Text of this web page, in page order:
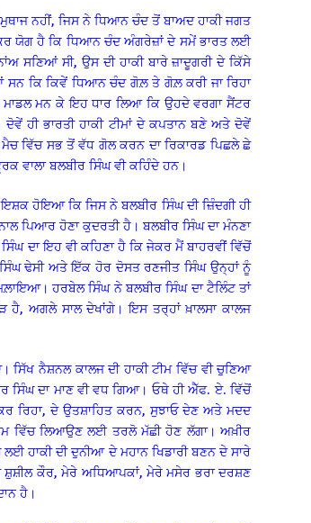
ਨਹੀਂ, ਜਿਸ ਨੇ ਧਿਆਨ ਚੰਦ ਤੋਂ ਬਾਅਦ ਹਾਕੀ ਜਗਤ
ਯੋਗ ਹੈ ਕਿ ਧਿਆਨ ਚੰਦ ਅੰਗਰੇਜ਼ਾਂ ਦੇ ਸਮੇਂ ਭਾਰਤ ਲਈ
ਸੀ, ਉਸ ਦੀ ਹਾਕੀ ਬਾਰੇ ਜ਼ਾਦੂਗਰੀ ਦੇ ਕਿੱਸੇ
ਸਨ ਕਿ ਕਿਵੇਂ ਧਿਆਨ ਚੰਦ ਗੋਲ਼ ਤੇ ਗੋਲ਼ ਕਰੀ ਜਾ ਰਿਹਾ
ਮਨ ਕੇ ਇਹ ਧਾਰ ਲਿਆ ਕਿ ਉਹਦੇ ਵਰਗਾ ਸੈਂਟਰ
ਹੀ ਭਾਰਤੀ ਹਾਕੀ ਟੀਮਾਂ ਦੇ ਕਪਤਾਨ ਬਣੇ ਅਤੇ ਦੋਵੇਂ
ਵਿੱਚ ਸਭ ਤੋਂ ਵੱਧ ਗੋਲ ਕਰਨ ਦਾ ਰਿਕਾਰਡ ਪਿਛਲੇ ਛੇ
ਵਾਲਾ ਬਲਬੀਰ ਸਿੰਘ ਵੀ ਕਹਿੰਦੇ ਹਨ।
ਹੋਇਆ ਕਿ ਜਿਸ ਨੇ ਬਲਬੀਰ ਸਿੰਘ ਦੀ ਜ਼ਿੰਦਗੀ ਹੀ
ਪਿਆਰ ਹੋਣਾ ਕੁਦਰਤੀ ਹੈ। ਬਲਬੀਰ ਸਿੰਘ ਦਾ ਮੰਨਣਾ
ਦਾ ਇਹ ਵੀ ਕਹਿਣਾ ਹੈ ਕਿ ਜੇਕਰ ਮੈਂ ਬਾਹਰਵੀਂ ਵਿੱਚੋਂ
ਢੇਸੀ ਅਤੇ ਇੱਕ ਹੋਰ ਦੋਸਤ ਰਣਜੀਤ ਸਿੰਘ ਉਨ੍ਹਾਂ ਨੂੰ
ਹਰਬੇਲ ਸਿੰਘ ਨੇ ਬਲਬੀਰ ਸਿੰਘ ਦਾ ਟੈਲਿੰਟ ਤਾਂ
ਹੈ, ਅਗਲੇ ਸਾਲ ਦੇਖਾਂਗੇ। ਇਸ ਤਰ੍ਹਾਂ ਖ਼ਾਲਸਾ ਕਾਲਜ
ਨੈਸ਼ਨਲ ਕਾਲਜ ਦੀ ਹਾਕੀ ਟੀਮ ਵਿੱਚ ਵੀ ਚੁਣਿਆ
ਸਿੰਘ ਦਾ ਮਾਣ ਵੀ ਵਧ ਗਿਆ। ਓਥੇ ਹੀ ਐੱਫ. ਏ. ਵਿੱਚੋਂ
ਰਿਹਾ, ਦੇ ਉਤਸ਼ਾਹਿਤ ਕਰਨ, ਸੁਝਾਓ ਦੇਣ ਅਤੇ ਮਦਦ
ਵਿੱਚ ਲਿਆਉਣ ਲਈ ਤਰਲੋ ਮੱਛੀ ਹੋਣ ਲੱਗਾ। ਅਖ਼ੀਰ
ਹਾਕੀ ਦੀ ਦੁਨੀਆ ਦੇ ਮਹਾਨ ਖਿਡਾਰੀ ਬਣਨ ਦੇ ਸਾਰੇ
ਸ਼ੁਸ਼ੀਲ ਕੌਰ, ਮੇਰੇ ਅਧਿਆਪਕਾਂ, ਮੇਰੇ ਮਸੇਰ ਭਰਾ ਦਰਸ਼ਣ
ਹੈ।